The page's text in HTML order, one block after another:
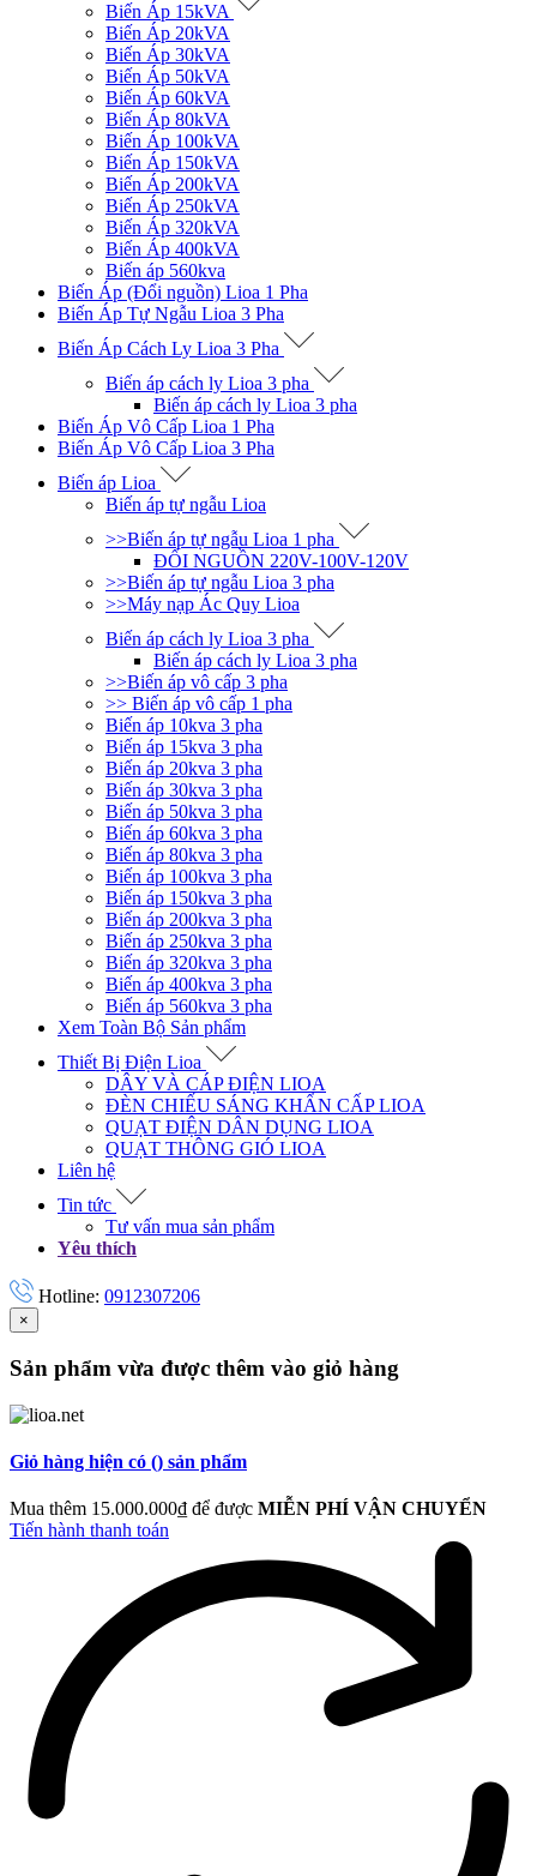
Biến Áp 15kVA
Biến Áp 20kVA
Biến Áp 30kVA
Biến Áp 50kVA
Biến Áp 60kVA
Biến Áp 80kVA
Biến Áp 100kVA
Biến Áp 150kVA
Biến Áp 200kVA
Biến Áp 250kVA
Biến Áp 320kVA
Biến Áp 400kVA
Biến áp 560kva
Biến Áp (Đổi nguồn) Lioa 1 Pha
Biến Áp Tự Ngẫu Lioa 3 Pha
Biến Áp Cách Ly Lioa 3 Pha
Biến áp cách ly Lioa 3 pha
Biến áp cách ly Lioa 3 pha
Biến Áp Vô Cấp Lioa 1 Pha
Biến Áp Vô Cấp Lioa 3 Pha
Biến áp Lioa
Biến áp tự ngẫu Lioa
>>Biến áp tự ngẫu Lioa 1 pha
ĐỔI NGUỒN 220V-100V-120V
>>Biến áp tự ngẫu Lioa 3 pha
>>Máy nạp Ác Quy Lioa
Biến áp cách ly Lioa 3 pha
Biến áp cách ly Lioa 3 pha
>>Biến áp vô cấp 3 pha
>> Biến áp vô cấp 1 pha
Biến áp 10kva 3 pha
Biến áp 15kva 3 pha
Biến áp 20kva 3 pha
Biến áp 30kva 3 pha
Biến áp 50kva 3 pha
Biến áp 60kva 3 pha
Biến áp 80kva 3 pha
Biến áp 100kva 3 pha
Biến áp 150kva 3 pha
Biến áp 200kva 3 pha
Biến áp 250kva 3 pha
Biến áp 320kva 3 pha
Biến áp 400kva 3 pha
Biến áp 560kva 3 pha
Xem Toàn Bộ Sản phẩm
Thiết Bị Điện Lioa
DÂY VÀ CÁP ĐIỆN LIOA
ĐÈN CHIẾU SÁNG KHẨN CẤP LIOA
QUẠT ĐIỆN DÂN DỤNG LIOA
QUẠT THÔNG GIÓ LIOA
Liên hệ
Tin tức
Tư vấn mua sản phẩm
Yêu thích
Hotline: 0912307206
×
Sản phẩm vừa được thêm vào giỏ hàng
Giỏ hàng hiện có () sản phẩm
Mua thêm 15.000.000₫ để được MIỄN PHÍ VẬN CHUYỂN
Tiến hành thanh toán